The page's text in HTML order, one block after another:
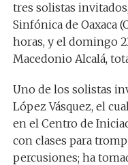
tres solistas
Sinfónica de Oaxaca
horas, y el domingo
Macedonio Alcalá,
Uno de los solistas
López Vásquez, el
en el Centro de
con clases para
percusiones; ha